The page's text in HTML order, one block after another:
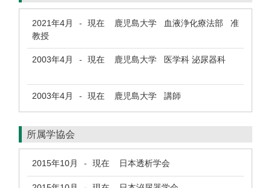
2021年4月 - 現在 鹿児島大学 血液浄化療法部 准
教授
2003年4月 - 現在 鹿児島大学 医学科 泌尿器科
2003年4月 - 現在 鹿児島大学 講師
所属学協会
2015年10月 - 現在 日本透析学会